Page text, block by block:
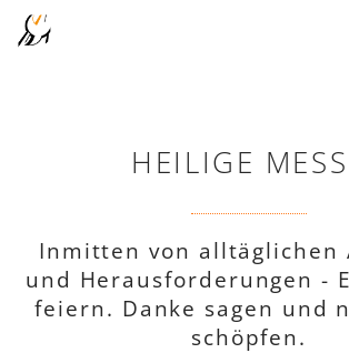
HEILIGE
Inmitten von alltäglichen
und Herausforderungen -
feiern. Danke sagen und
schöpfen.